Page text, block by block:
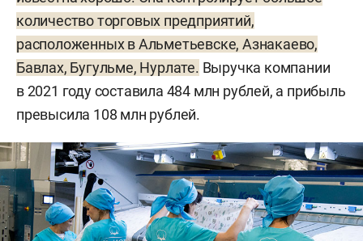
количество торговых предприятий,
расположенных в Альметьевске, Азнакаево,
Бавлах, Бугульме, Нурлате. Выручка компании
в 2021 году составила 484 млн рублей, а прибыль
превысила 108 млн рублей.